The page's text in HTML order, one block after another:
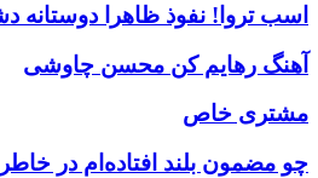
اسب تروا! نفوذ ظاهرا دوستانه
آهنگ رهایم کن محسن چاوشی
مشتری خاص
چو مضمون بلند افتاده‌ام در